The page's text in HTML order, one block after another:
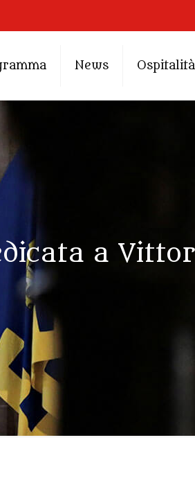
News Ospitalità
a